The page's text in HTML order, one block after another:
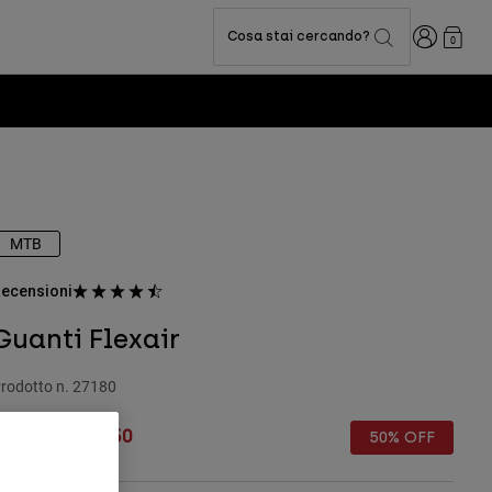
Cosa stai cercando? Accedi0
MTB
Flexair
n. 27180
Price reduced from
€ 17.50 50% OFF